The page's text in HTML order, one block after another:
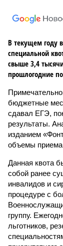
В текущем году
специальной
свыше 3,4
прошлогодние
бюджетные
сдавал ЕГЭ,
результаты.
изданием
объемы приема
Данная квота
собой ранее
инвалидов и
процедуре с
группу.
льготников,